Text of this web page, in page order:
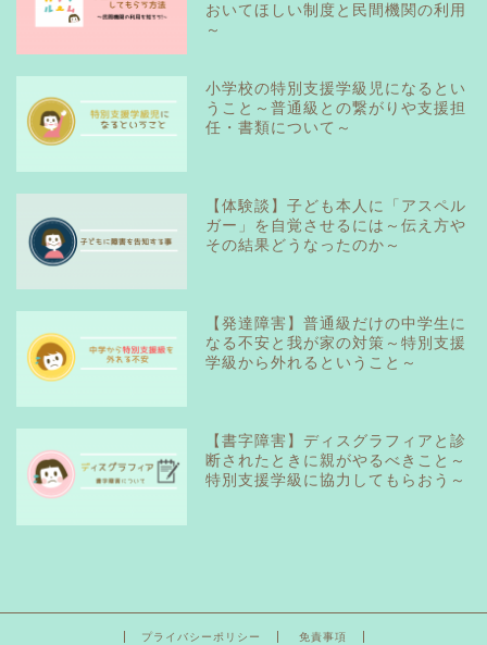
おいてほしい制度と民間機関の利用
～
小学校の特別支援学級児になるとい
うこと～普通級との繋がりや支援担
任・書類について～
【体験談】子ども本人に「アスペル
ガー」を自覚させるには～伝え方や
その結果どうなったのか～
【発達障害】普通級だけの中学生に
なる不安と我が家の対策～特別支援
学級から外れるということ～
【書字障害】ディスグラフィアと診
断されたときに親がやるべきこと～
特別支援学級に協力してもらおう～
プライバシーポリシー 免責事項